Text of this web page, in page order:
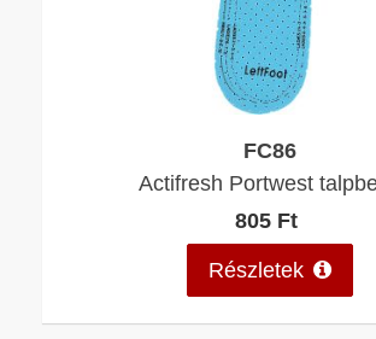
FC86
Actifresh Portwest
805 Ft
Részletek